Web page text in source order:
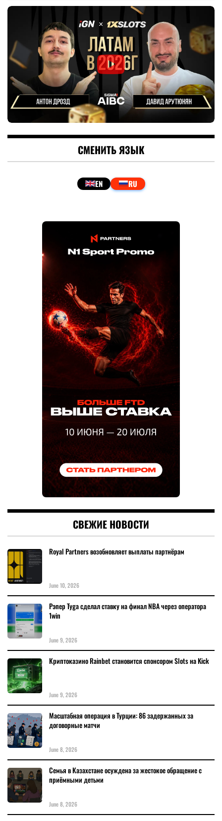
СВЕЖИЕ НОВОСТИ
Royal Partners возобновляет выплаты партнёрам
June 10, 2026
Рэпер Tyga сделал ставку на финал NBA через оператора
1win
June 9, 2026
Криптоказино Rainbet становится спонсором Slots на Kick
June 9, 2026
Масштабная операция в Турции: 86 задержанных за
договорные матчи
June 8, 2026
Семья в Казахстане осуждена за жестокое обращение с
приёмными детьми
June 8, 2026
СМЕНИТЬ ЯЗЫК